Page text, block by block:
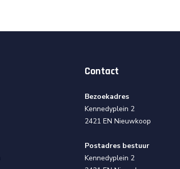
Contact
Bezoekadres
Kennedyplein 2
2421 EN Nieuwkoop
Postadres bestuur
Kennedyplein 2